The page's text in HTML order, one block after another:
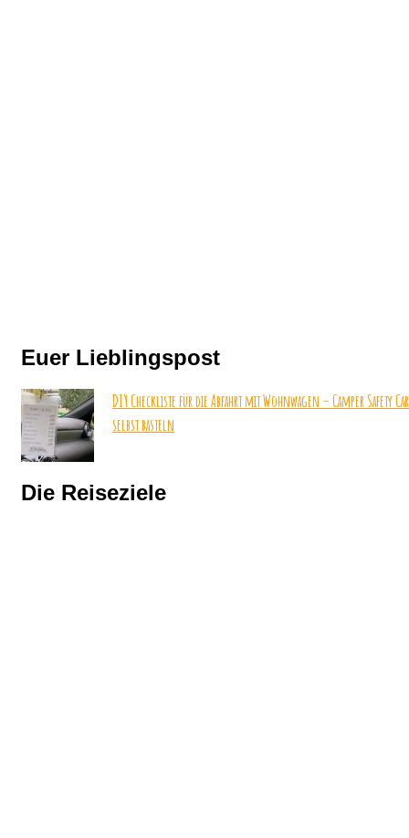
Euer Lieblingspost
DIY Checkliste für die Abfahrt mit Wohnwagen – Camper Safety
selbst basteln
Die Reiseziele